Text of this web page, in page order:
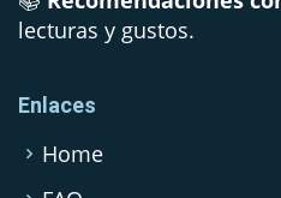
lecturas y gustos.
Enlaces
Home